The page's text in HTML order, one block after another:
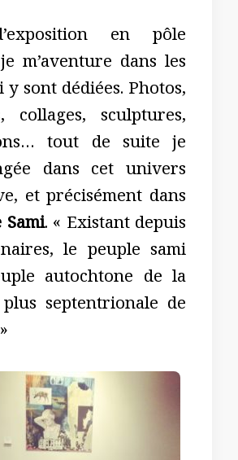
en pôle
m’aventure dans les
y sont dédiées. Photos,
collages, sculptures,
tout de suite je
dans cet univers
et précisément dans
. « Existant depuis
le peuple sami
autochtone de la
septentrionale de